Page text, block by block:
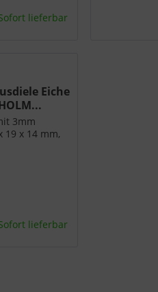
lieferbar
Eiche
3mm
19 x 14 mm,
lieferbar